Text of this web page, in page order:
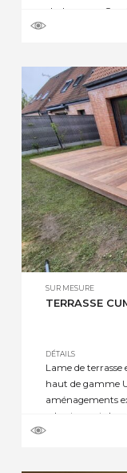
chaleureux. .
traité, section 45 x
SUR MESURE
TERRASSE
DÉTAILS
Lame de terrasse
haut de gamme
aménagements
robustesse et
lames de terrasse